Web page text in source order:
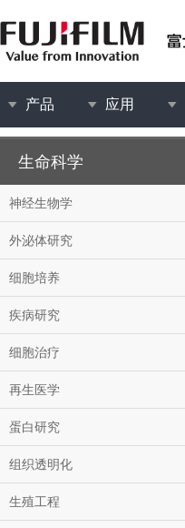
产品 应用
生命科学
神经生物学
外泌体研究
细胞培养
疾病研究
细胞治疗
再生医学
蛋白研究
组织透明化
生殖工程